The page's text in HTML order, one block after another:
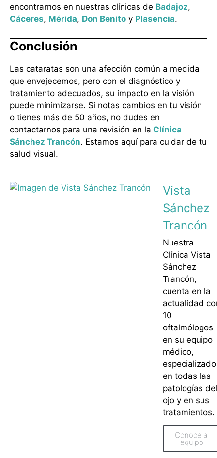
encontrarnos en nuestras clínicas de Badajoz,
Cáceres, Mérida, Don Benito y Plasencia.
Conclusión
Las cataratas son una afección común a medida
que envejecemos, pero con el diagnóstico y
tratamiento adecuados, su impacto en la visión
puede minimizarse. Si notas cambios en tu visión
o tienes más de 50 años, no dudes en
contactarnos para una revisión en la Clínica
Sánchez Trancón. Estamos aquí para cuidar de tu
salud visual.
Vista
Sánchez
Trancón
Nuestra
Clínica Vista
Sánchez
Trancón,
cuenta en la
actualidad
10
oftalmólogos
en su equipo
médico,
en todas las
patologías del
ojo y en sus
tratamientos.
Conoce al
equipo